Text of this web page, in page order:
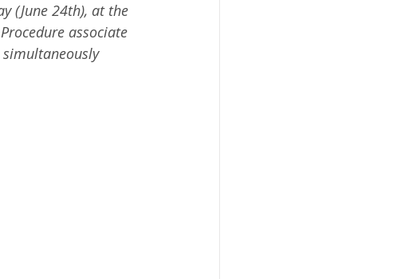
(June 24th), at the
associate